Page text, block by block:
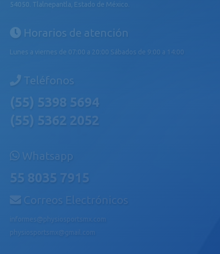
54050. Tlalnepantla, Estado de México.
Horarios de atención
Lunes a viernes de 07:00 a 20:00 Sábados de 9:00 a 14:00
Teléfonos
(55) 5398 5694
(55) 5362 2052
Whatsapp
55 8035 7915
Correos Electrónicos
informes@physiosportsmx.com
physiosportsmx@gmail.com